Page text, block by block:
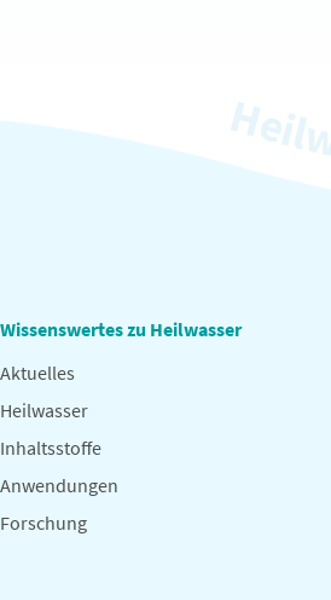
Wissenswertes zu Heilwasser
Aktuelles
Heilwasser
Inhaltsstoffe
Anwendungen
Forschung